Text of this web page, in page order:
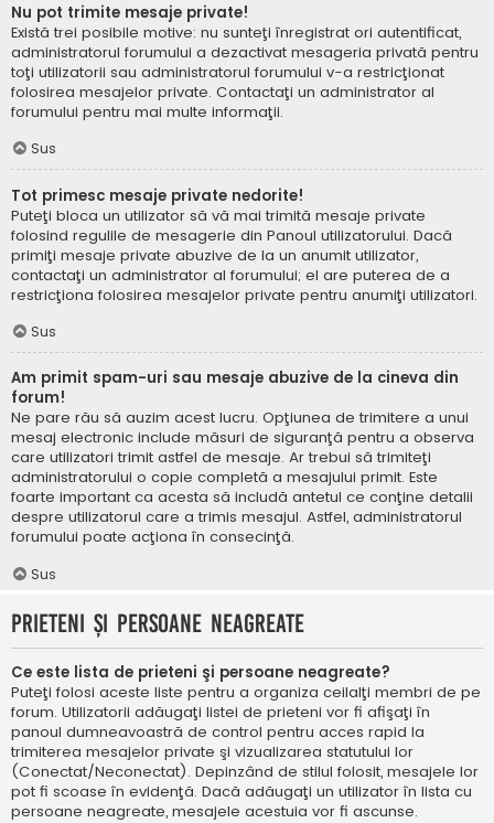
Nu pot trimite mesaje private!
Există trei posibile motive: nu sunteţi înregistrat ori autentificat,
administratorul forumului a dezactivat mesageria privată pentru
toţi utilizatorii sau administratorul forumului v-a restricţionat
folosirea mesajelor private. Contactaţi un administrator al
forumului pentru mai multe informaţii.
Sus
Tot primesc mesaje private nedorite!
Puteţi bloca un utilizator să vă mai trimită mesaje private
folosind regulile de mesagerie din Panoul utilizatorului. Dacă
primiţi mesaje private abuzive de la un anumit utilizator,
contactaţi un administrator al forumului; el are puterea de a
restricţiona folosirea mesajelor private pentru anumiţi utilizatori.
Sus
Am primit spam-uri sau mesaje abuzive de la cineva din
forum!
Ne pare rău să auzim acest lucru. Opţiunea de trimitere a unui
mesaj electronic include măsuri de siguranţă pentru a observa
care utilizatori trimit astfel de mesaje. Ar trebui să trimiteţi
administratorului o copie completă a mesajului primit. Este
foarte important ca acesta să includă antetul ce conţine detalii
despre utilizatorul care a trimis mesajul. Astfel, administratorul
forumului poate acţiona în consecinţă.
Sus
Prieteni şi persoane neagreate
Ce este lista de prieteni şi persoane neagreate?
Puteţi folosi aceste liste pentru a organiza ceilalţi membri de pe
forum. Utilizatorii adăugaţi listei de prieteni vor fi afişaţi în
panoul dumneavoastră de control pentru acces rapid la
trimiterea mesajelor private şi vizualizarea statutului lor
(Conectat/Neconectat). Depinzând de stilul folosit, mesajele lor
pot fi scoase în evidenţă. Dacă adăugaţi un utilizator în lista cu
persoane neagreate, mesajele acestuia vor fi ascunse.